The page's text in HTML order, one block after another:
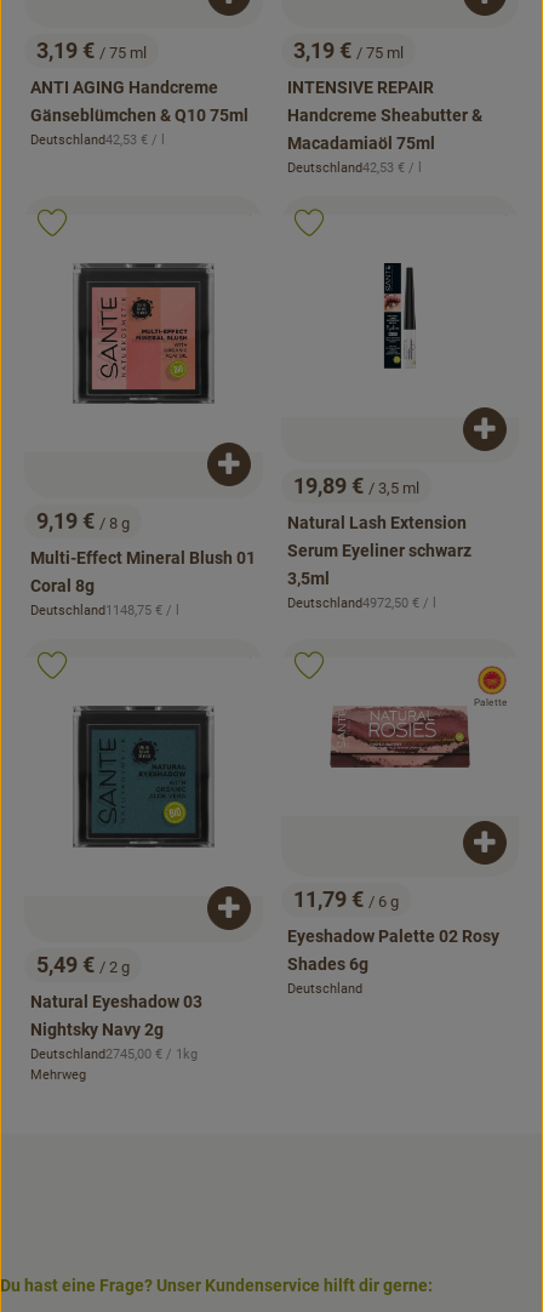
, Preis:
3,19 € / 75 ml
ANTI AGING Handcreme
Gänseblümchen & Q10 75ml
, Herkunft:
Deutschland, Referenzpreis:
42,53 € / l
, Preis:
3,19 € / 75 ml
INTENSIVE REPAIR
Handcreme Sheabutter &
Macadamiaöl 75ml
, Herkunft:
Deutschland, Referenzpreis:
42,53 € / l
, Preis:
9,19 € / 8 g
Multi-Effect Mineral Blush 01
Coral 8g
, Herkunft:
Deutschland, Referenzpreis:
1148,75 € / l
Produkt zum Warenkorb hinzufügen
, Verband:
.
, Preis:
19,89 € / 3,5 ml
Natural Lash Extension
Serum Eyeliner schwarz
3,5ml
, Herkunft:
Deutschland, Referenzpreis:
4972,50 € / l
,
.
, Preis:
5,49 € / 2 g
Natural Eyeshadow 03
Nightsky Navy 2g
, Herkunft:
Deutschland, Referenzpreis:
2745,00 € / 1kg
Mehrweg
Produkt zum Warenkorb hinzufügen
, Verband:
.
, Preis:
11,79 € / 6 g
Eyeshadow Palette 02 Rosy
Shades 6g
, Herkunft:
Deutschland
, Verband:
.
, EU
Palette
Produkt zu Favouriten hinzufügen
Du hast eine Frage? Unser Kundenservice hilft dir gerne: